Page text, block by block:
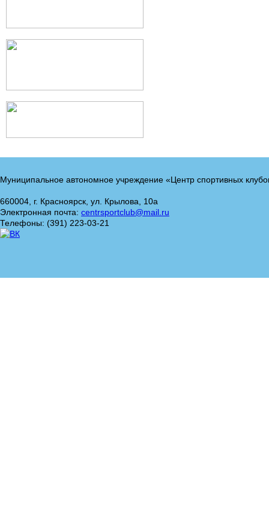
Муниципальное автономное учреждение «Центр спортивных
660004, г. Красноярск, ул. Крылова, 10а
Электронная почта: centrsportclub@mail.ru
Телефоны: (391) 223-03-21